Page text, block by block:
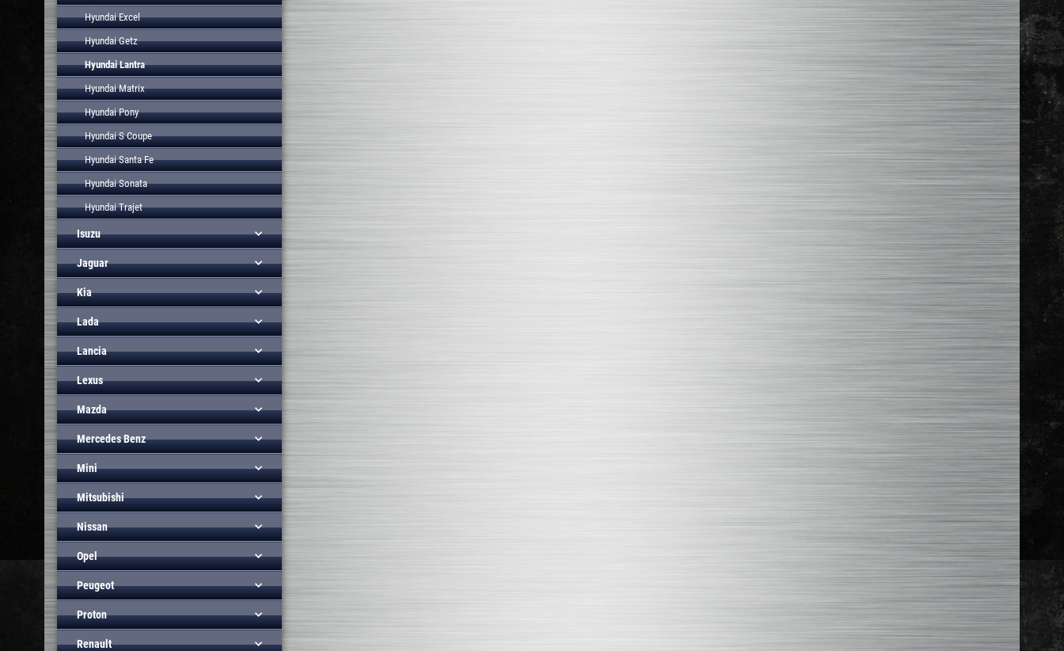
Hyundai Excel
Hyundai Getz
Hyundai Lantra
Hyundai Matrix
Hyundai Pony
Hyundai S Coupe
Hyundai Santa Fe
Hyundai Sonata
Hyundai Trajet
Isuzu
Jaguar
Kia
Lada
Lancia
Lexus
Mazda
Mercedes Benz
Mini
Mitsubishi
Nissan
Opel
Peugeot
Proton
Renault